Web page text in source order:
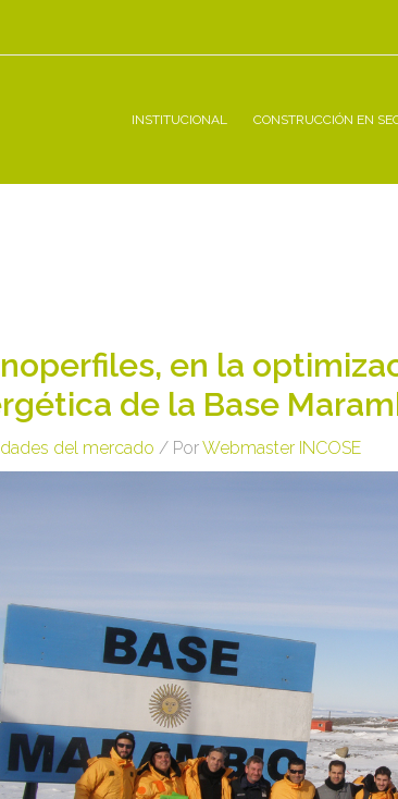
INSTITUCIONAL CONSTRUCCIÓN EN
en la
de la Base
del mercado / PorWebmaster INCOSE